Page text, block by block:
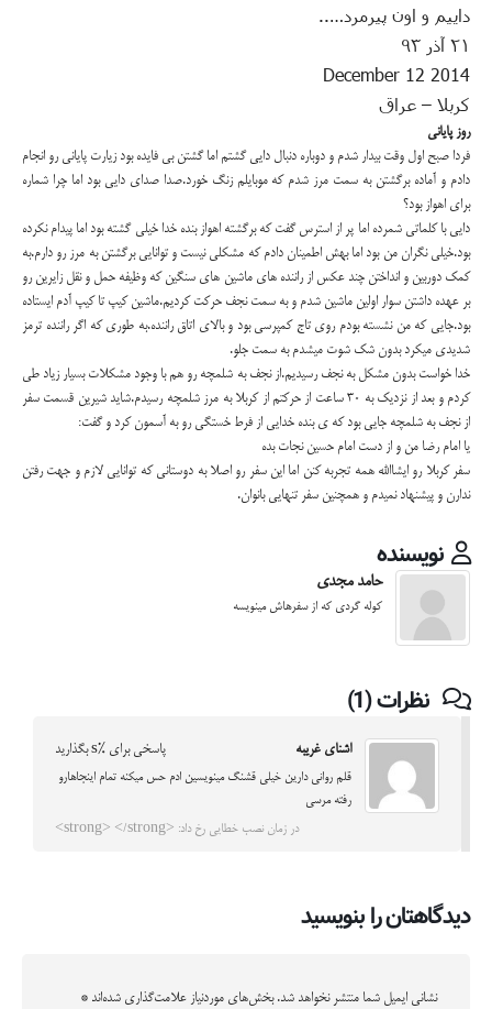
داییم و اون پیرمرد…..
۲۱ آذر ۹۳
2014 12 December
کربلا – عراق
روز پایانی
فردا صبح اول وقت بیدار شدم و دوباره دنبال دایی گشتم اما گشتن بی فایده بود زیارت پایانی رو انجام
دادم و آماده برگشتن به سمت مرز شدم که موبایلم زنگ خورد.صدا صدای دایی بود اما چرا شماره
برای اهواز بود؟
دایی با کلماتی شمرده اما پر از استرس گفت که برگشته اهواز بنده خدا خیلی گشته بود اما پیدام نکرده
بود.خیلی نگران من بود اما بهش اطمینان دادم که مشکلی نیست و توانایی برگشتن به مرز رو دارم.به
کمک دوربین و انداختن چند عکس از راننده های ماشین های سنگین که وظیفه حمل و نقل زایرین رو
بر عهده داشتن سوار اولین ماشین شدم و به سمت نجف حرکت کردیم.ماشین کیپ تا کیپ آدم ایستاده
بود.جایی که من نشسته بودم روی تاج کمپرسی بود و بالای اتاق راننده.به طوری که اگر راننده ترمز
شدیدی میکرد بدون شک شوت میشدم به سمت جلو.
خدا خواست بدون مشکل به نجف رسیدیم.از نجف به شلمچه رو هم با وجود مشکلات بسیار زیاد طی
کردم و بعد از نزدیک به ۳۰ ساعت از حرکتم از کربلا به مرز شلمچه رسیدم.شاید شیرین قسمت سفر
از نجف به شلمچه جایی بود که ی بنده خدایی از فرط خستگی رو به آسمون کرد و گفت:
یا امام رضا من و از دست امام حسین نجات بده
سفر کربلا رو ایشاالله همه تجربه کنن اما این سفر رو اصلا به دوستانی که توانایی لازم و جهت رفتن
ندارن و پیشنهاد نمیدم و همچنین سفر تنهایی بانوان.
نویسنده
حامد مجدی
کوله گردی که از سفرهاش مینویسه
نظرات (1)
اشنای غریبه پاسخی برای %s بگذارید
قلم روانی دارین خیلی قشنگ مینویسین ادم حس میکنه تمام اینجاهارو
رفته مرسی
در زمان نصب خطایی رخ داد: <strong> </strong>
دیدگاهتان را بنویسید
نشانی ایمیل شما منتشر نخواهد شد. بخش‌های موردنیاز علامت‌گذاری شده‌اند *